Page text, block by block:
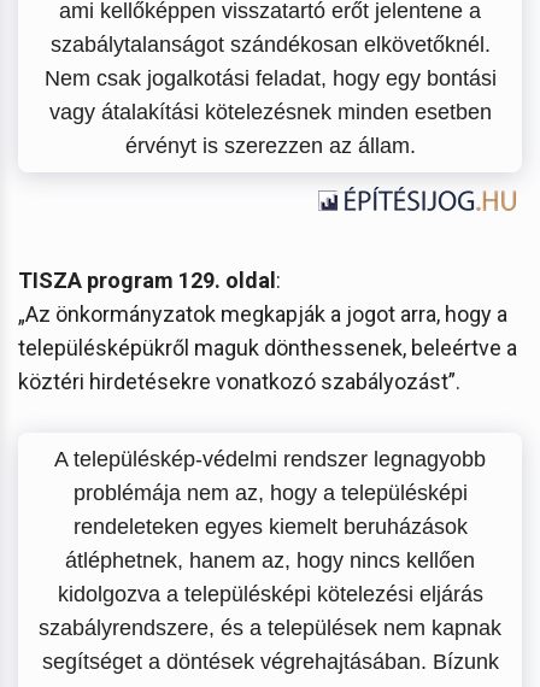
ami kellőképpen visszatartó erőt jelentene a
szabálytalanságot szándékosan elkövetőknél.
Nem csak jogalkotási feladat, hogy egy bontási
vagy átalakítási kötelezésnek minden esetben
érvényt is szerezzen az állam.
TISZA program 129. oldal :
„Az önkormányzatok megkapják a jogot arra, hogy a
településképükről maguk dönthessenek, beleértve a
köztéri hirdetésekre vonatkozó szabályozást”.
A településkép-védelmi rendszer legnagyobb
problémája nem az, hogy a településképi
rendeleteken egyes kiemelt beruházások
átléphetnek, hanem az, hogy nincs kellően
kidolgozva a településképi kötelezési eljárás
szabályrendszere, és a települések nem kapnak
segítséget a döntések végrehajtásában. Bízunk